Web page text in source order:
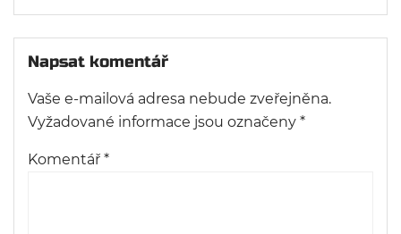
Napsat komentář
Vaše e-mailová adresa nebude zveřejněna.
Vyžadované informace jsou označeny *
Komentář *